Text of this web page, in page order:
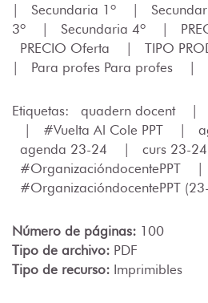
|
Secundaria 1º |
3º
| Secundaria 4º |
PRECIO Oferta
|
TIPO
|
Para profes Para profes |
Etiquetas: quadern docent |
|
#Vuelta Al Cole PPT |
agenda 23-24
| curs 23-24
#OrganizacióndocentePPT
|
#OrganizacióndocentePPT
Número de páginas: 100
Tipo de archivo: PDF
Tipo de recurso: Imprimibles